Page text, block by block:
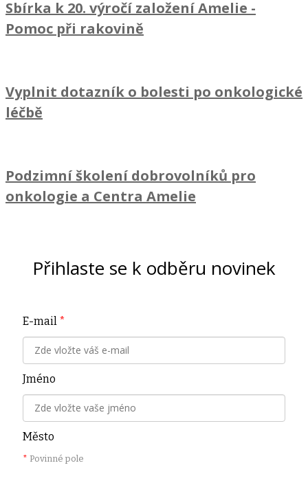
Sbírka k 20. výročí založení Amelie -
Pomoc při rakovině
Vyplnit dotazník o bolesti po onkologické
léčbě
Podzimní školení dobrovolníků pro
onkologie a Centra Amelie
Přihlaste se k odběru novinek
E-mail *
Jméno
Město
* Povinné pole